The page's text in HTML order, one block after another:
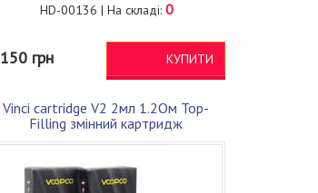
HD-00136 | На складі: 0
150 грн КУПИТИ
Vinci cartridge V2 2мл 1.2Ом Top-
Filling змінний картридж